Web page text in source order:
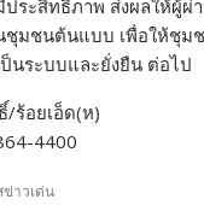
ประสิทธิภาพ ส่งผลให้ผู้
ชุมชนต้นแบบ เพื่อให้ชุม
ป็นระบบและยั่งยืน ต่อไป
/ร้อยเอ็ด(ห)
4400
าวเด่น